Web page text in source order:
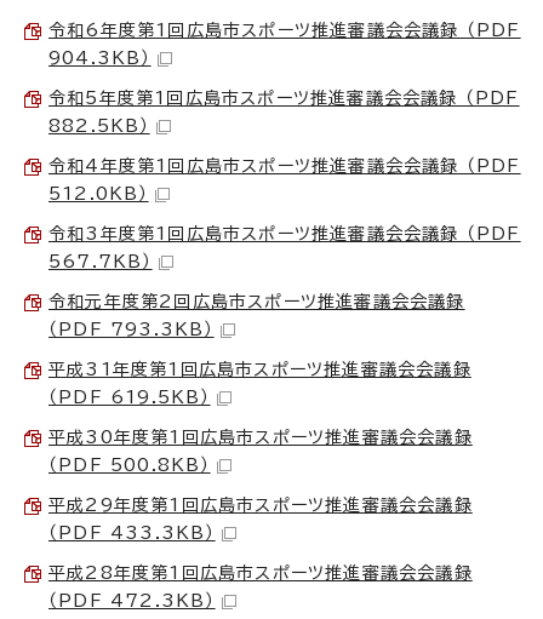
令和6年度第1回広島市スポーツ推進審議会会議録 （PDF
904.3KB）
令和5年度第1回広島市スポーツ推進審議会会議録 （PDF
882.5KB）
令和4年度第1回広島市スポーツ推進審議会会議録 （PDF
512.0KB）
令和3年度第1回広島市スポーツ推進審議会会議録 （PDF
567.7KB）
令和元年度第2回広島市スポーツ推進審議会会議録
（PDF 793.3KB）
平成31年度第1回広島市スポーツ推進審議会会議録
（PDF 619.5KB）
平成30年度第1回広島市スポーツ推進審議会会議録
（PDF 500.8KB）
平成29年度第1回広島市スポーツ推進審議会会議録
（PDF 433.3KB）
平成28年度第1回広島市スポーツ推進審議会会議録
（PDF 472.3KB）